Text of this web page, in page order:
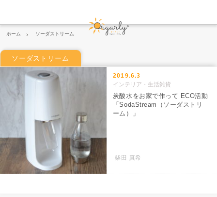
ホーム ソーダストリーム
ソーダストリーム
2019.6.3
インテリア・生活雑貨
柴田 真希
炭酸水をお家で作って ECO活動
「SodaStream（ソーダストリ
ーム）」